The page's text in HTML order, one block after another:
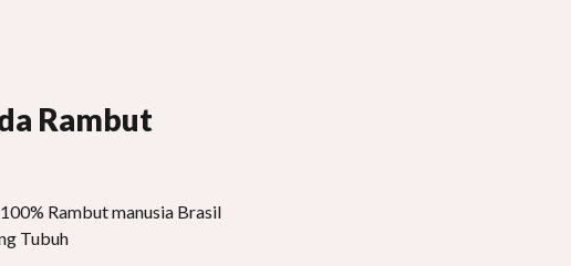
Rambut
Rambut manusia Brasil
Tubuh